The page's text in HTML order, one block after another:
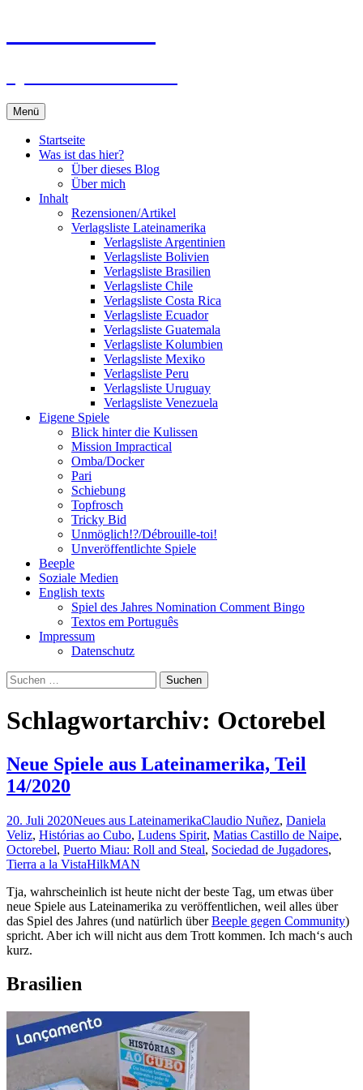
Menü
Startseite
Was ist das hier?
Über dieses Blog
Über mich
Inhalt
Rezensionen/Artikel
Verlagsliste Lateinamerika
Verlagsliste Argentinien
Verlagsliste Bolivien
Verlagsliste Brasilien
Verlagsliste Chile
Verlagsliste Costa Rica
Verlagsliste Ecuador
Verlagsliste Guatemala
Verlagsliste Kolumbien
Verlagsliste Mexiko
Verlagsliste Peru
Verlagsliste Uruguay
Verlagsliste Venezuela
Eigene Spiele
Blick hinter die Kulissen
Mission Impractical
Omba/Docker
Pari
Schiebung
Topfrosch
Tricky Bid
Unmöglich!?/Débrouille-toi!
Unveröffentlichte Spiele
Beeple
Soziale Medien
English texts
Spiel des Jahres Nomination Comment Bingo
Textos em Português
Impressum
Datenschutz
Suchen
nach:
Schlagwortarchiv: Octorebel
Neue Spiele aus Lateinamerika, Teil
14/2020
20. Juli 2020Neues aus LateinamerikaClaudio Nuñez, Daniela
Veliz, Histórias ao Cubo, Ludens Spirit, Matias Castillo de Naipe,
Octorebel, Puerto Miau: Roll and Steal, Sociedad de Jugadores,
Tierra a la VistaHilkMAN
Tja, wahrscheinlich ist heute nicht der beste Tag, um etwas über
neue Spiele aus Lateinamerika zu veröffentlichen, weil alles über
das Spiel des Jahres (und natürlich überBeeple gegen Community)
spricht. Aber ich will nicht aus dem Trott kommen. Ich mach‘s auch
kurz.
Brasilien